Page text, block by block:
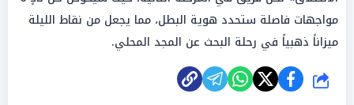
مواجهات فاصلة ستحدد هوية البطل، مما يجعل من نقاط الليلة
ميزاناً ذهبياً في رحلة البحث عن المجد المحلي.
شارك